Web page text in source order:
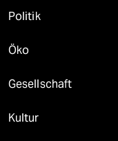
Politik
Öko
Gesellschaft
Kultur